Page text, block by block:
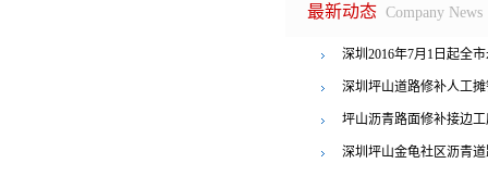
最新动态 Company News
深圳2016年7月1日起全
者罚三百
深圳坪山道路修补人工
坪山沥青路面修补接边
深圳坪山金龟社区沥青